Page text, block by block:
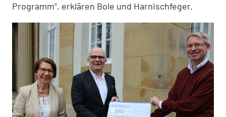
Programm“, erklären Bole und Harnischfeger.